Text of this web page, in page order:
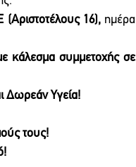
16), ημέρα
κάλεσμα συμμετοχής σε
Δωρεάν Υγεία!
τους!